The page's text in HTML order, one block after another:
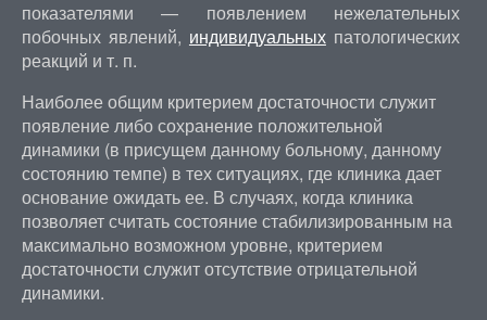
показателями — появлением нежелательных
побочных явлений, индивидуальныхпатологических
реакций и т. п.
Наиболее общим критерием достаточности служит
появление либо сохранение положительной
динамики (в присущем данному больному, данному
состоянию темпе) в тех ситуациях, где клиника дает
основание ожидать ее. В случаях, когда клиника
позволяет считать состояние стабилизированным на
максимально возможном уровне, критерием
достаточности служит отсутствие отрицательной
динамики.